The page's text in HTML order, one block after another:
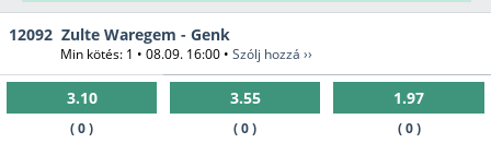
12092 Zulte Waregem - Genk
Min kötés: 1 • 08.09. 16:00 • Szólj hozzá ››
3.10
( 0 )
3.55
( 0 )
1.97
( 0 )